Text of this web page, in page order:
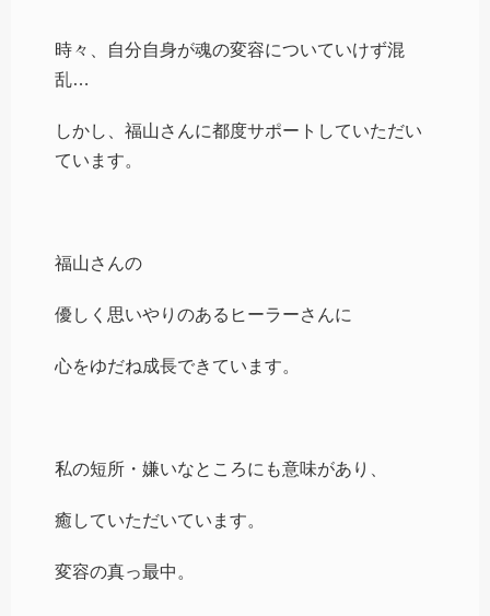
時々、自分自身が魂の変容についていけず混
乱…
しかし、福山さんに都度サポートしていただい
ています。
福山さんの
優しく思いやりのあるヒーラーさんに
心をゆだね成長できています。
私の短所・嫌いなところにも意味があり、
癒していただいています。
変容の真っ最中。